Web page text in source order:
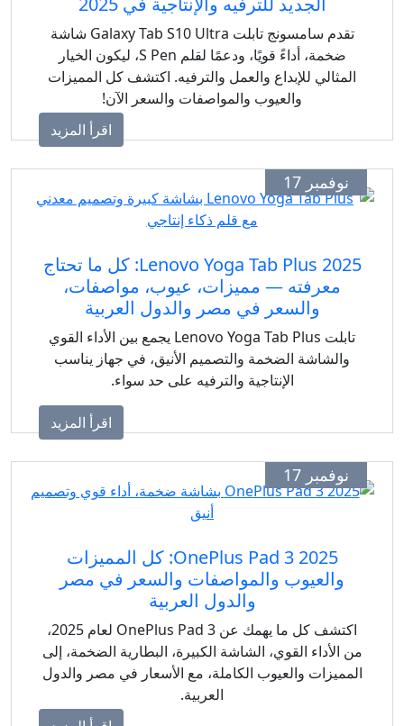
تقدم سامسونج تابلت Galaxy Tab S10 Ultra شاشة
ضخمة، أداءً قويًا، ودعمًا لقلم S Pen، ليكون الخيار
للإبداع والعمل والترفيه. اكتشف كل المميزات
والعيوب والمواصفات والسعر الآن!
اقرأ المزيد
Lenovo Yoga Tab Plus 2025: كل ما تحتاج
معرفته — مميزات، عيوب، مواصفات،
والسعر في مصر والدول العربية
تابلت Lenovo Yoga Tab Plus يجمع بين الأداء القوي
الضخمة والتصميم الأنيق، في جهاز يناسب
الإنتاجية والترفيه على حد سواء.
اقرأ المزيد
OnePlus Pad 3 2025: كل المميزات
والعيوب والمواصفات والسعر في مصر
والدول العربية
اكتشف كل ما يهمك عن OnePlus Pad 3 لعام 2025،
القوي، الشاشة الكبيرة، البطارية الضخمة، إلى
والعيوب الكاملة، مع الأسعار في مصر والدول